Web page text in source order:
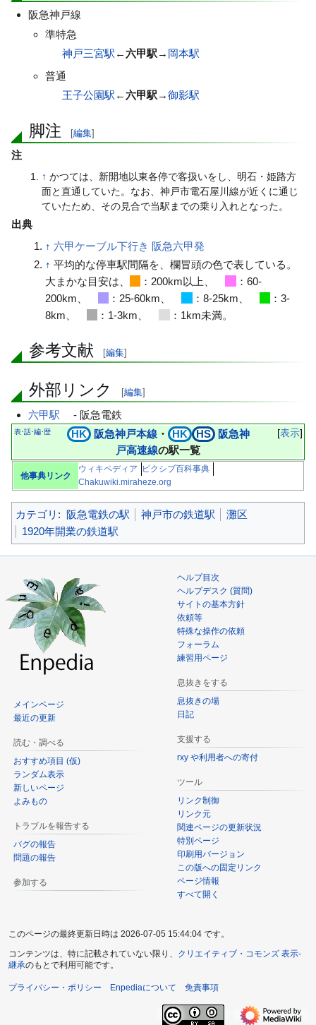
阪急神戸線
準特急
神戸三宮駅 ←六甲駅 → 岡本駅
普通
王子公園駅 ←六甲駅 →御影駅
脚注 [編集]
注
↑ かつては、新開地以東各停で客扱いをし、明石・姫路方
面と直通していた。なお、神戸市電石屋川線が近くに通じ
ていたため、その見合で当駅までの乗り入れとなった。
出典
↑ 六甲ケーブル下行き 阪急六甲発
↑ 平均的な停車駅間隔を、欄冒頭の色で表している。
大まかな目安は、
：200km以上、
：60-
200km、
：25-60km、 ：8-25km、
：3-
8km、
：1-3km、 ：1km未満。
参考文献 [編集]
外部リンク [編集]
六甲駅 - 阪急電鉄
表示
表･話･編･歴 HK 阪急神戸本線・ HK HS
阪急神
戸高速線の駅一覧
他事典リンク
ウィキペディア
ピクシブ百科事典
Chakuwiki.miraheze.org
カテゴリ : 阪急電鉄の駅 神戸市の鉄道駅
灘区
1920年開業の鉄道駅
メインページ
最近の更新
読む・調べる
おすすめ項目 (仮)
ランダム表示
新しいページ
よみもの
トラブルを報告する
バグの報告
問題の報告
参加する
ヘルプ目次
ヘルプデスク (質問)
サイトの基本方針
依頼等
特殊な操作の依頼
フォーラム
練習用ページ
息抜きをする
息抜きの場
日記
支援する
rxy や利用者への寄付
ツール
リンク制御
リンク元
関連ページの更新状況
特別ページ
印刷用バージョン
この版への固定リンク
ページ情報
すべて開く
このページの最終更新日時は 2026-07-05 15:44:04 です。
コンテンツは、特に記載されていない限り、 クリエイティブ・コモンズ 表示-
継承のもとで利用可能です。
プライバシー・ポリシー Enpediaについて 免責事項